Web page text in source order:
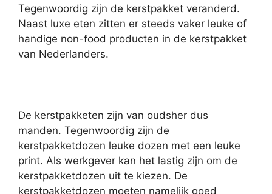
Tegenwoordig zijn de kerstpakket veranderd.
Naast luxe eten zitten er steeds vaker leuke of
handige non-food producten in de kerstpakket
van Nederlanders.
De kerstpakketen zijn van oudsher dus
manden. Tegenwoordig zijn de
kerstpakketdozen leuke dozen met een leuke
print. Als werkgever kan het lastig zijn om de
kerstpakketdozen uit te kiezen. De
kerstpakketdozen moeten namelijk goed